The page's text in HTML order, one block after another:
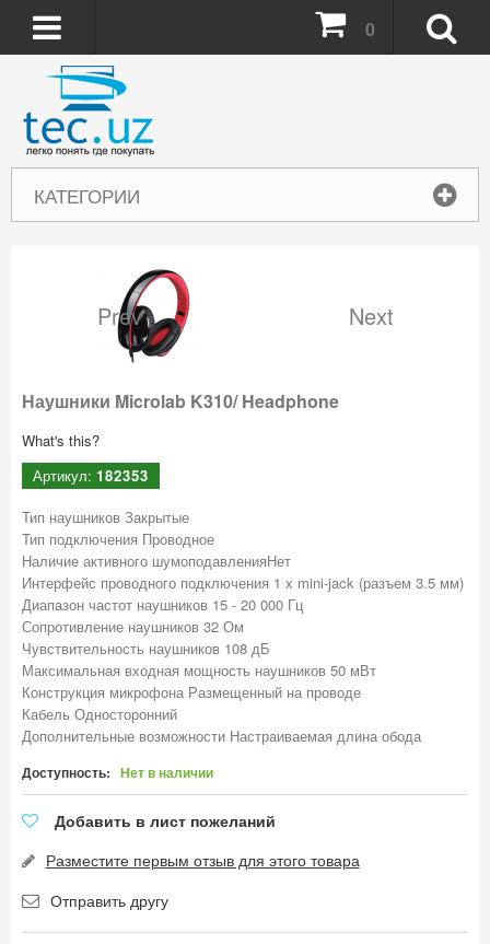
КАТЕГОРИИ
0
Prev Next
Наушники Microlab K310/ Headphone
What's this?
Артикул: 182353
Тип наушников Закрытые
Тип подключения Проводное
Наличие активного шумоподавленияНет
Интерфейс проводного подключения 1 x mini-jack (разъем 3.5 мм)
Диапазон частот наушников 15 - 20 000 Гц
Сопротивление наушников 32 Ом
Чувствительность наушников 108 дБ
Максимальная входная мощность наушников 50 мВт
Конструкция микрофона Размещенный на проводе
Кабель Односторонний
Дополнительные возможности Настраиваемая длина обода
Доступность: Нет в наличии
Добавить в лист пожеланий
Разместите первым отзыв для этого товара
Отправить другу